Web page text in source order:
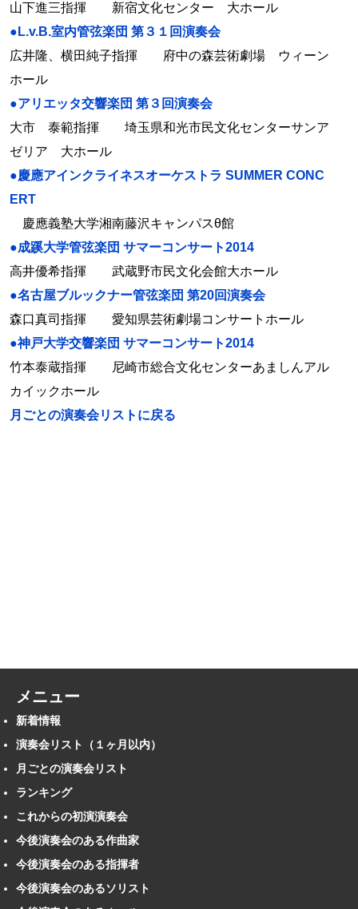
山下進三指揮 新宿文化センター 大ホール
●L.v.B.室内管弦楽団 第３１回演奏会
広井隆、横田純子指揮 府中の森芸術劇場 ウィーン
ホール
●アリエッタ交響楽団 第３回演奏会
大市 泰範指揮 埼玉県和光市民文化センターサンア
ゼリア 大ホール
●慶應アインクライネスオーケストラ SUMMER CONC
ERT
慶應義塾大学湘南藤沢キャンパスθ館
●成蹊大学管弦楽団 サマーコンサート2014
高井優希指揮 武蔵野市民文化会館大ホール
●名古屋ブルックナー管弦楽団 第20回演奏会
森口真司指揮 愛知県芸術劇場コンサートホール
●神戸大学交響楽団 サマーコンサート2014
竹本泰蔵指揮 尼崎市総合文化センターあましんアル
カイックホール
月ごとの演奏会リストに戻る
メニュー
新着情報
演奏会リスト（１ヶ月以内）
月ごとの演奏会リスト
ランキング
これからの初演演奏会
今後演奏会のある作曲家
今後演奏会のある指揮者
今後演奏会のあるソリスト